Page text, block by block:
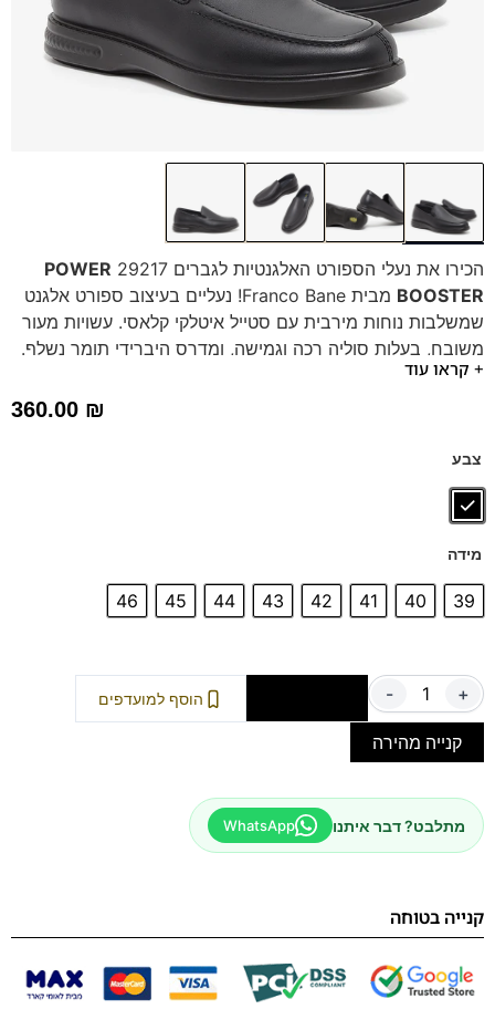
הכירו את נעלי הספורט האלגנטיות לגברים 29217
POWER
BOOSTER
מבית Franco Bane! נעליים בעיצוב ספורט אלגנט
שמשלבות נוחות מירבית עם סטייל איטלקי קלאסי. עשויות מעור
משובח, בעלות סוליה רכה וגמישה, ומדרס היברידי תומך נשלף.
מושלמות ליום-יום, לעבודה או לאירוע מיוחד.
POWER
יוצאת דופן וגמישות מרבית. הסוליה המהונדסת שלנו יוצרת
תחושה קפיצית וקלה, ומחזירה אנרגיה בכל צעד. הודות
לטכנולוגיה ייחודית זו, הלחץ על כף הרגל שלך מתפזר בצורה
ולזוז ללא מאמץ לאורך שעות ארוכות.
+ קראו עוד
360.00 ₪
צבע
מידה
39
40
41
42
43
44
45
46
- + הוסף למועדפים
קנייה מהירה
מתלבט? דבר איתנו WhatsApp
קנייה בטוחה